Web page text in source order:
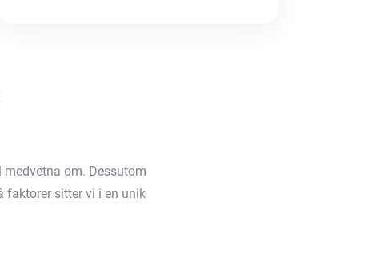
om. Dessutom
faktorer sitter vi i en unik